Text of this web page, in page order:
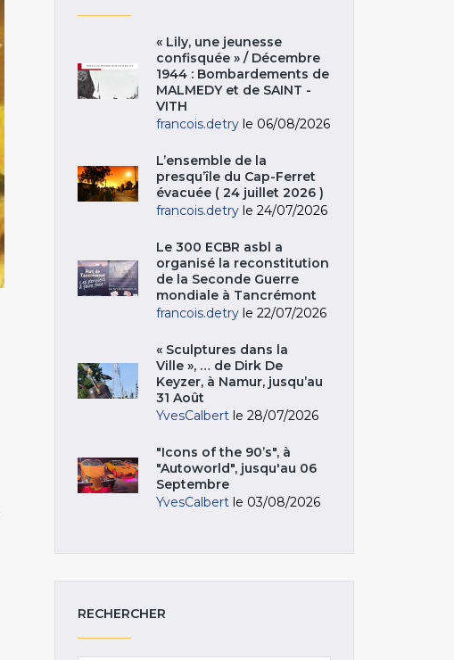
« Lily, une jeunesse
confisquée » / Décembre
1944 : Bombardements de
MALMEDY et de SAINT -
VITH
francois.detry le 06/08/2026
L’ensemble de la
presqu’île du Cap-Ferret
évacuée ( 24 juillet 2026 )
francois.detry le 24/07/2026
Le 300 ECBR asbl a
organisé la reconstitution
de la Seconde Guerre
mondiale à Tancrémont
francois.detry le 22/07/2026
« Sculptures dans la
Ville », … de Dirk De
Keyzer, à Namur, jusqu’au
31 Août
YvesCalbert le 28/07/2026
"Icons of the 90’s", à
"Autoworld", jusqu'au 06
Septembre
YvesCalbert le 03/08/2026
RECHERCHER